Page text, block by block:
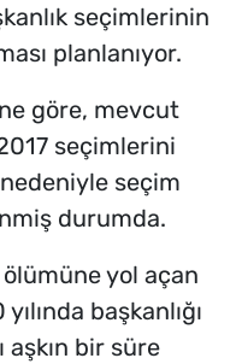
seçimlerinin
planlanıyor.
göre, mevcut
seçimlerini
nedeniyle seçim
durumda.
yol açan
başkanlığı
aşkın bir süre